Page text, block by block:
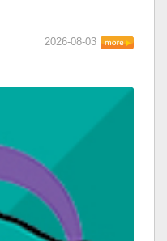
2026-08-03